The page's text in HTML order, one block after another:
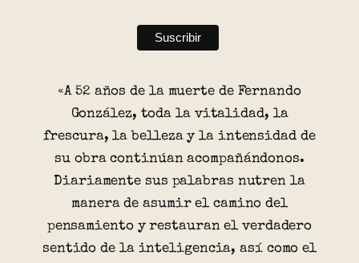
«A 52 años de la muerte de Fernando
González, toda la vitalidad, la
frescura, la belleza y la intensidad de
su obra continúan acompañándonos.
Diariamente sus palabras nutren la
manera de asumir el camino del
pensamiento y restauran el verdadero
sentido de la inteligencia, así como el